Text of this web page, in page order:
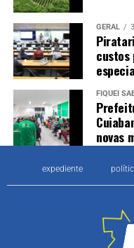
GERAL
custos
FIQUEI
novas
expediente